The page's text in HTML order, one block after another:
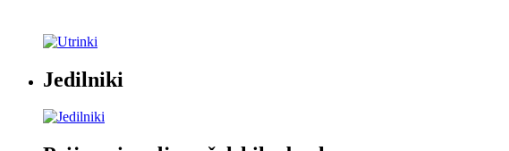
Jedilniki